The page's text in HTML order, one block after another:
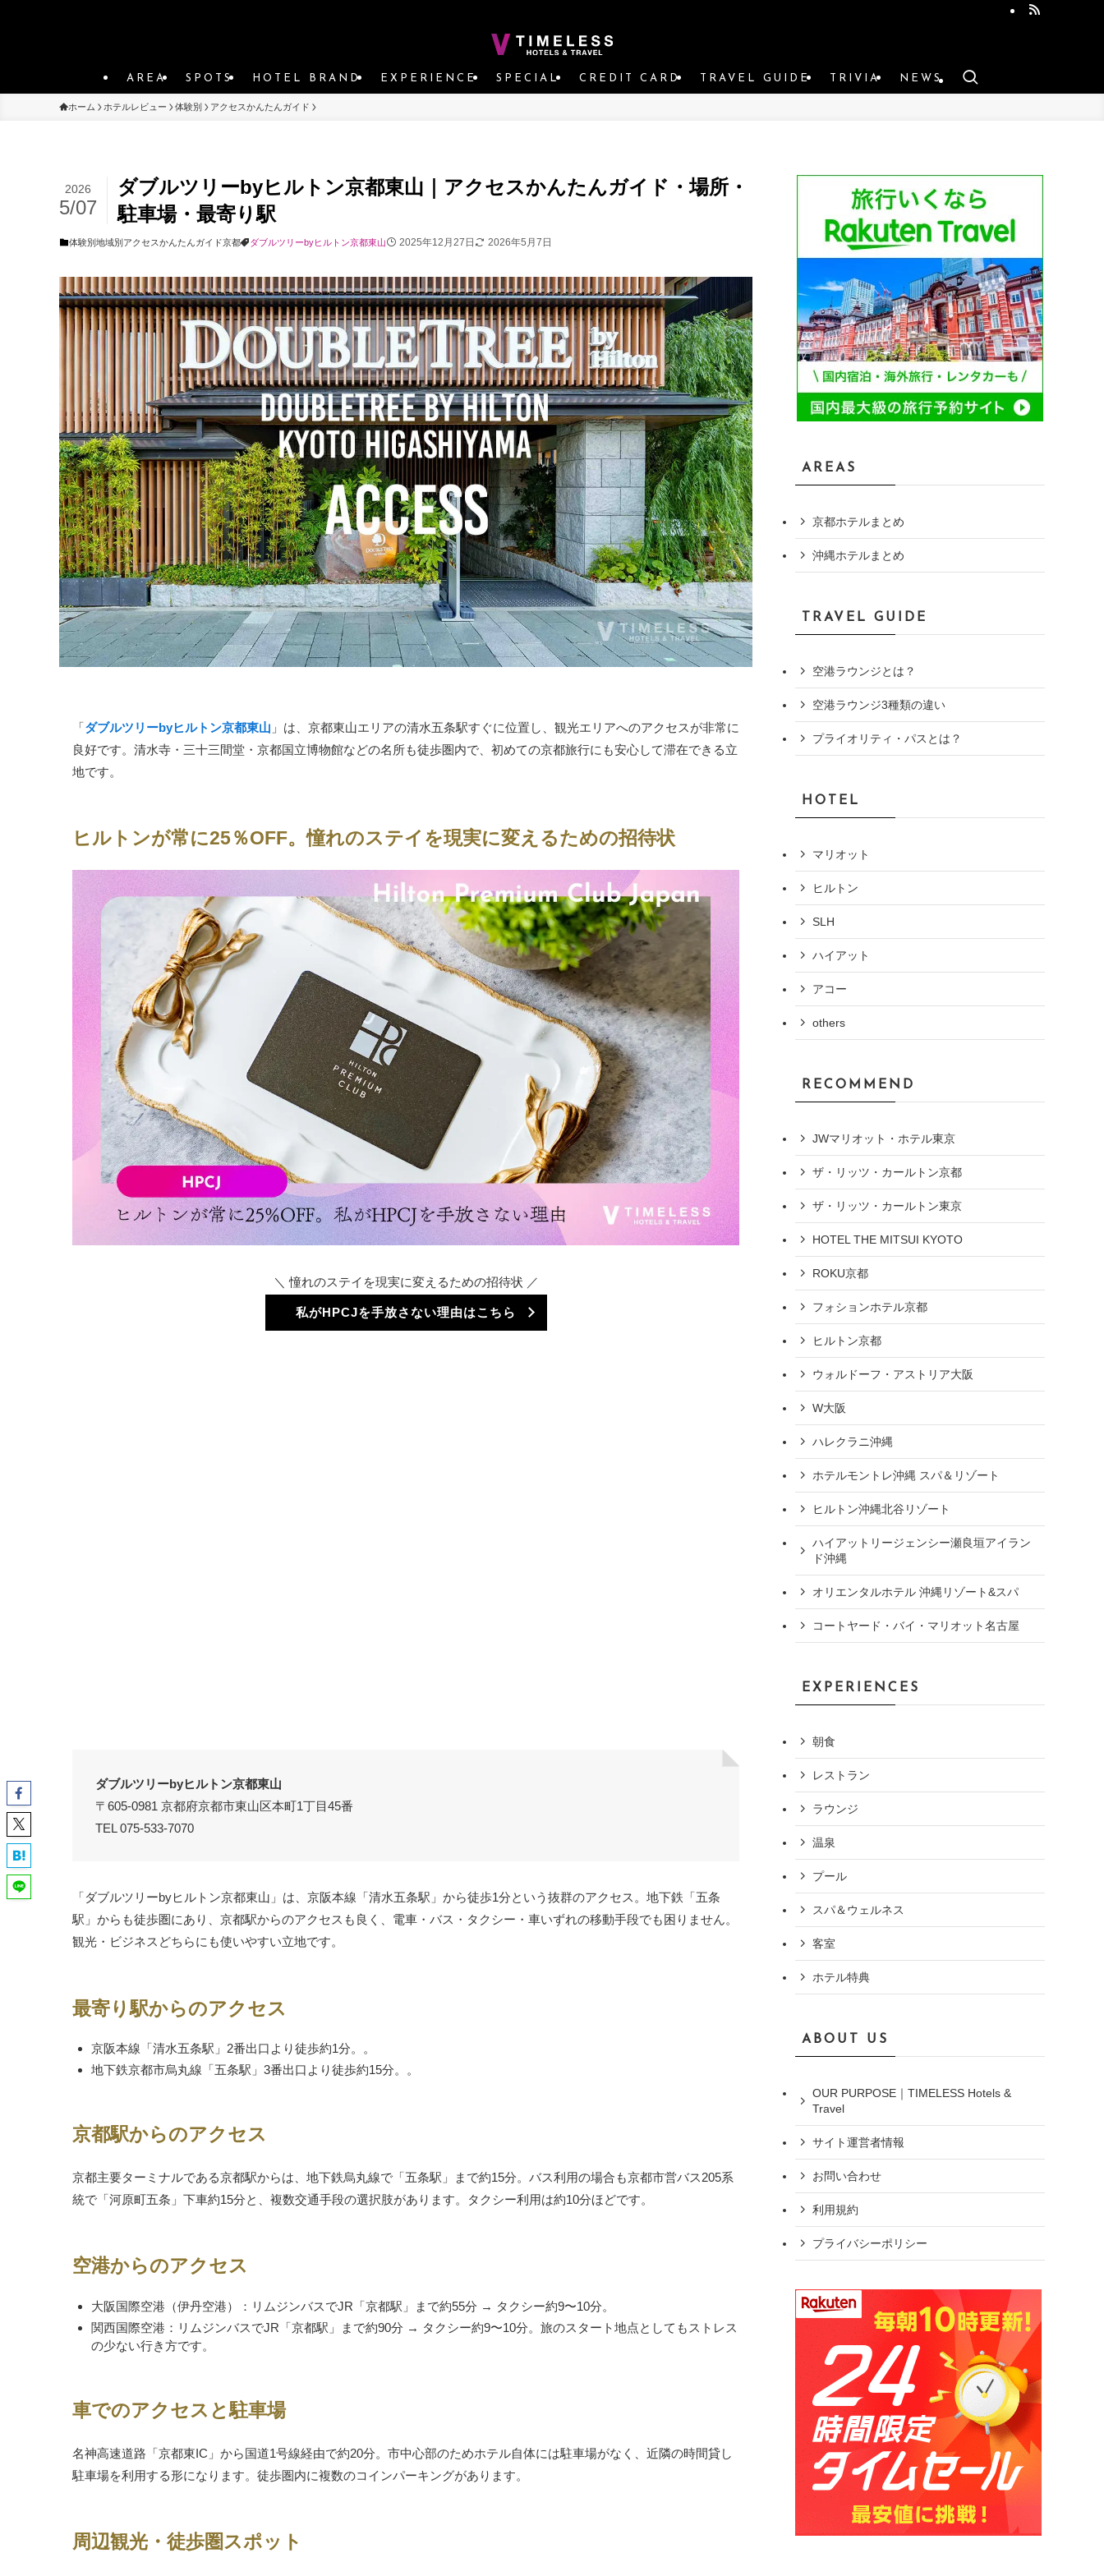
AREA SPOTS HOTEL BRAND EXPERIENCE SPECIAL CREDIT CARD TRAVEL GUIDE TRIVIA NEWS
ホーム ホテルレビュー 体験別 アクセスかんたんガイド
ダブルツリーbyヒルトン京都東山｜アクセスかんたんガイド・場所・
駐車場・最寄り駅
2026
5/07
体験別地域別アクセスかんたんガイド京都 ダブルツリーbyヒルトン京都東山 2025年12月27日 2026年5月7日
「ダブルツリーbyヒルトン京都東山 」は、京都東山エリアの清水五条駅すぐに位置し、観光エリアへのアクセスが非常に
良好です。清水寺・三十三間堂・京都国立博物館などの名所も徒歩圏内で、初めての京都旅行にも安心して滞在できる立
地です。
ヒルトンが常に25％OFF。憧れのステイを現実に変えるための招待状
＼ 憧れのステイを現実に変えるための招待状 ／
私がHPCJを手放さない理由はこちら
ダブルツリーbyヒルトン京都東山
〒605-0981 京都府京都市東山区本町1丁目45番
TEL 075-533-7070
「ダブルツリーbyヒルトン京都東山」は、京阪本線「清水五条駅」から徒歩1分という抜群のアクセス。地下鉄「五条
駅」からも徒歩圏にあり、京都駅からのアクセスも良く、電車・バス・タクシー・車いずれの移動手段でも困りません。
観光・ビジネスどちらにも使いやすい立地です。
最寄り駅からのアクセス
京阪本線「清水五条駅」2番出口より徒歩約1分。。
地下鉄京都市烏丸線「五条駅」3番出口より徒歩約15分。。
京都駅からのアクセス
京都主要ターミナルである京都駅からは、地下鉄烏丸線で「五条駅」まで約15分。バス利用の場合も京都市営バス205系
統で「河原町五条」下車約15分と、複数交通手段の選択肢があります。タクシー利用は約10分ほどです。
空港からのアクセス
大阪国際空港（伊丹空港）：リムジンバスでJR「京都駅」まで約55分 → タクシー約9〜10分。
関西国際空港：リムジンバスでJR「京都駅」まで約90分 → タクシー約9〜10分。旅のスタート地点としてもストレス
の少ない行き方です。
車でのアクセスと駐車場
名神高速道路「京都東IC」から国道1号線経由で約20分。市中心部のためホテル自体には駐車場がなく、近隣の時間貸し
駐車場を利用する形になります。徒歩圏内に複数のコインパーキングがあります。
周辺観光・徒歩圏スポット
AREAS
京都ホテルまとめ
沖縄ホテルまとめ
TRAVEL GUIDE
空港ラウンジとは？
空港ラウンジ3種類の違い
プライオリティ・パスとは？
HOTEL
マリオット
ヒルトン
SLH
ハイアット
アコー
others
RECOMMEND
JWマリオット・ホテル東京
ザ・リッツ・カールトン京都
ザ・リッツ・カールトン東京
HOTEL THE MITSUI KYOTO
ROKU京都
フォションホテル京都
ヒルトン京都
ウォルドーフ・アストリア大阪
W大阪
ハレクラニ沖縄
ホテルモントレ沖縄 スパ＆リゾート
ヒルトン沖縄北谷リゾート
ハイアットリージェンシー瀬良垣アイラン
ド沖縄
オリエンタルホテル 沖縄リゾート&スパ
コートヤード・バイ・マリオット名古屋
EXPERIENCES
朝食
レストラン
ラウンジ
温泉
プール
スパ＆ウェルネス
客室
ホテル特典
ABOUT US
OUR PURPOSE｜TIMELESS Hotels &
Travel
サイト運営者情報
お問い合わせ
利用規約
プライバシーポリシー